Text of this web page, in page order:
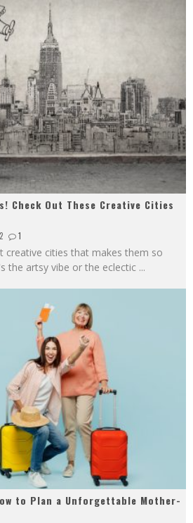
Check Out These Creative Cities
1
creative cities that makes them so
the artsy vibe or the eclectic ...
to Plan a Unforgettable Mother-